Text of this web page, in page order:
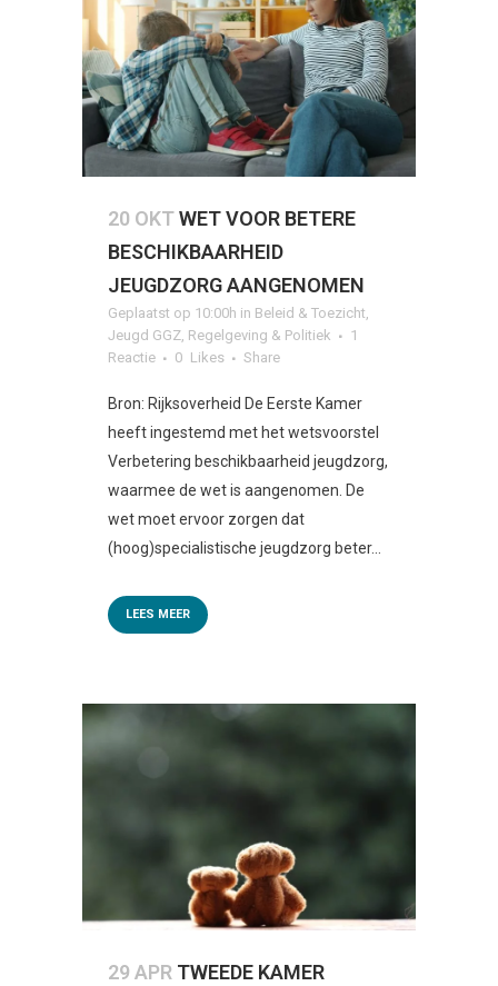
20 OKTWET VOOR BETERE
BESCHIKBAARHEID
JEUGDZORG AANGENOMEN
Geplaatst op 10:00h in Beleid & Toezicht
Jeugd GGZ Regelgeving & Politiek
1
Reactie
0 Likes Share
Bron: Rijksoverheid De Eerste Kamer
heeft ingestemd met het wetsvoorstel
Verbetering beschikbaarheid jeugdzorg,
waarmee de wet is aangenomen. De
wet moet ervoor zorgen dat
(hoog)specialistische jeugdzorg beter...
LEES MEER
29 APR TWEEDE KAMER